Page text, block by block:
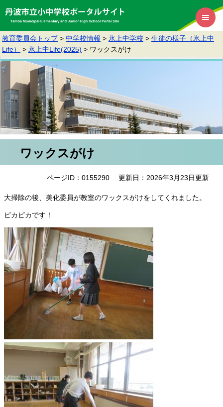
教育委員会トップ > 中学校情報 > 氷上中学校 > 生徒の様子（氷上中
Life）
> 氷上中Life(2025) > ワックスがけ
ワックスがけ
ページID：0155290 更新日：2026年3月23日更新
大掃除の後、美化委員が教室のワックスがけをしてくれました。
ピカピカです！